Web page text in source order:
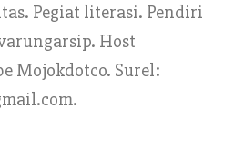
Pegiat literasi. Pendiri
Host
Mojokdotco. Surel: